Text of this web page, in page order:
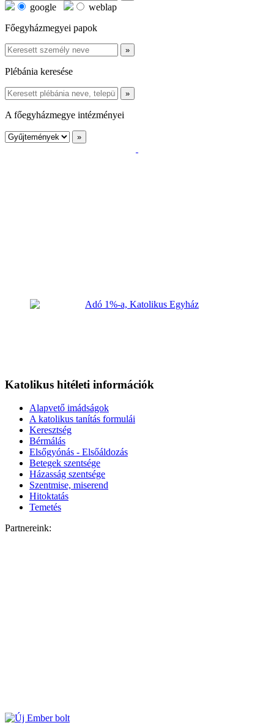
google
weblap
Főegyházmegyei papok
Plébánia keresése
A főegyházmegye intézményei
Katolikus hitéleti információk
Alapvető imádságok
A katolikus tanítás formulái
Keresztség
Bérmálás
Elsőgyónás - Elsőáldozás
Betegek szentsége
Házasság szentsége
Szentmise, miserend
Hitoktatás
Temetés
Partnereink: